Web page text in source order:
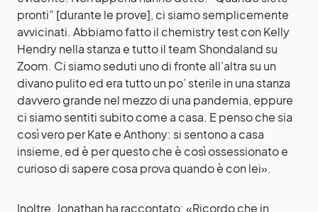
pronti” [durante le prove], ci siamo semplicemente
avvicinati. Abbiamo fatto il chemistry test con Kelly
Hendry nella stanza e tutto il team Shondaland su
Zoom. Ci siamo seduti uno di fronte all’altra su un
divano pulito ed era tutto un po’ sterile in una stanza
davvero grande nel mezzo di una pandemia, eppure
ci siamo sentiti subito come a casa. E penso che sia
così vero per Kate e Anthony: si sentono a casa
insieme, ed è per questo che è così ossessionato e
curioso di sapere cosa prova quando è con lei».
Inoltre, Jonathan ha raccontato: «Ricordo che in